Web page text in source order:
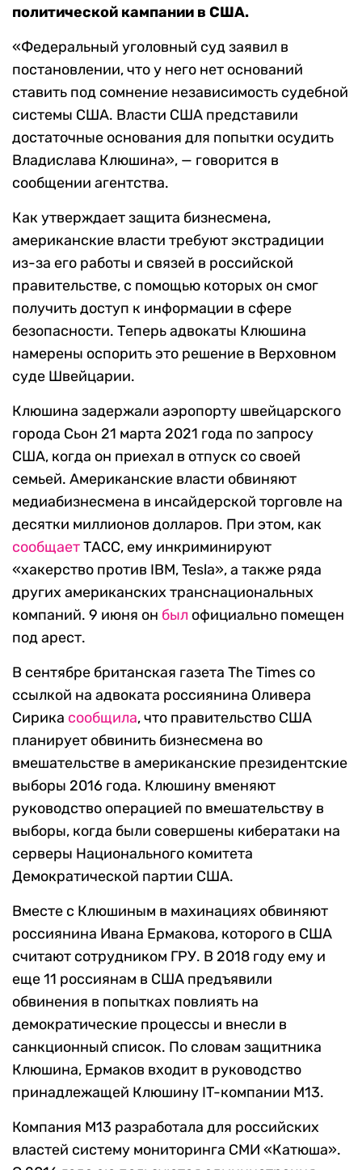
политической кампании в США.
«Федеральный уголовный суд заявил в
постановлении, что у него нет оснований
ставить под сомнение независимость судебной
системы США. Власти США представили
достаточные основания для попытки осудить
Владислава Клюшина», — говорится в
сообщении агентства.
Как утверждает защита бизнесмена,
американские власти требуют экстрадиции
из-за его работы и связей в российской
правительстве, с помощью которых он смог
получить доступ к информации в сфере
безопасности. Теперь адвокаты Клюшина
намерены оспорить это решение в Верховном
суде Швейцарии.
Клюшина задержали аэропорту швейцарского
города Сьон 21 марта 2021 года по запросу
США, когда он приехал в отпуск со своей
семьей. Американские власти обвиняют
медиабизнесмена в инсайдерской торговле на
десятки миллионов долларов. При этом, как
сообщаетТАСС, ему инкриминируют
«хакерство против IBM, Tesla», а также ряда
других американских транснациональных
компаний. 9 июня он был официально помещен
под арест.
В сентябре британская газета The Times со
ссылкой на адвоката россиянина Оливера
Сирика сообщила, что правительство США
планирует обвинить бизнесмена во
вмешательстве в американские президентские
выборы 2016 года. Клюшину вменяют
руководство операцией по вмешательству в
выборы, когда были совершены кибератаки на
серверы Национального комитета
Демократической партии США.
Вместе с Клюшиным в махинациях обвиняют
россиянина Ивана Ермакова, которого в США
считают сотрудником ГРУ. В 2018 году ему и
еще 11 россиянам в США предъявили
обвинения в попытках повлиять на
демократические процессы и внесли в
санкционный список. По словам защитника
Клюшина, Ермаков входит в руководство
принадлежащей Клюшину IT-компании М13.
Компания М13 разработала для российских
властей систему мониторинга СМИ «Катюша».